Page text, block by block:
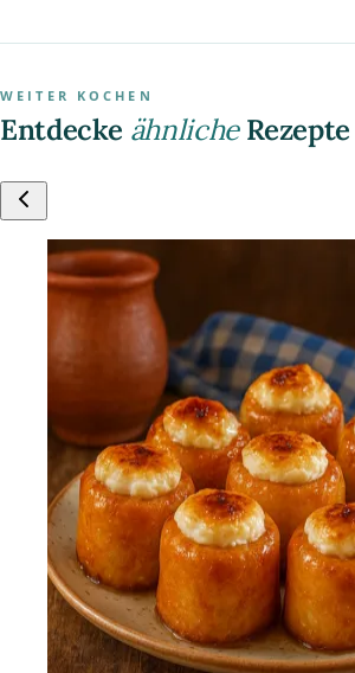
WEITER KOCHEN
Entdecke ähnlicheRezepte